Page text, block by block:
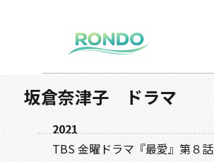
ロンド
芸能プロダクション
坂倉奈津子 ドラマ
2021
TBS 金曜ドラマ『最愛』第８話